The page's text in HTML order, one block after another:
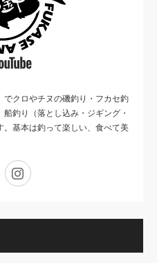
クロやチヌの磯釣り・フカセ釣
釣り（落とし込み・ジギング・
。基本は釣って楽しい、食べて美
Instagram